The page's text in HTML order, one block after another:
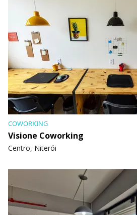
COWORKING
Visione Coworking
Centro, Niterói